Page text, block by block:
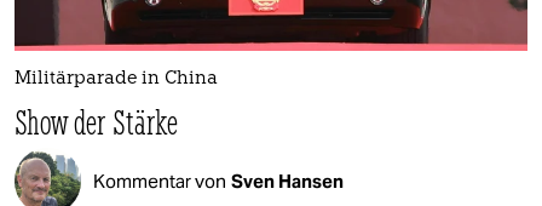
Militärparade in China
Show der Stärke
Kommentar von Sven Hansen